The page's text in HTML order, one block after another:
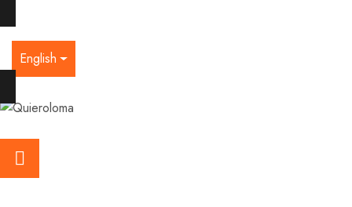
English